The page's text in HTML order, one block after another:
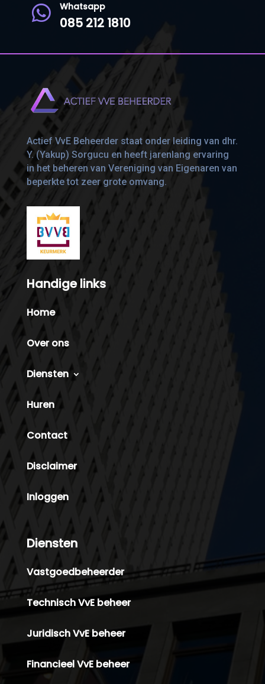
 Whatsapp
085 212 1810
Actief VvE Beheerder staat onder leiding van dhr.
Y. (Yakup) Sorgucu en heeft jarenlang ervaring
in het beheren van Vereniging van Eigenaren van
beperkte tot zeer grote omvang.
Handige links
Home
Over ons
Diensten
Huren
Contact
Disclaimer
Inloggen
Diensten
Vastgoedbeheerder
Technisch VvE beheer
Juridisch VvE beheer
Financieel VvE beheer